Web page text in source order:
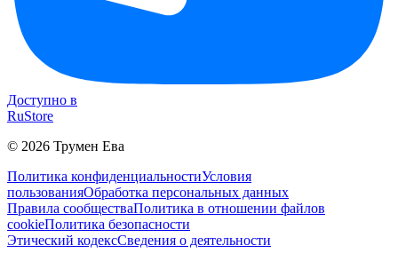
Доступно в
RuStore
© 2026 Трумен Ева
Политика конфиденциальностиУсловия
пользованияОбработка персональных данных
Правила сообществаПолитика в отношении файлов
cookieПолитика безопасности
Этический кодексСведения о деятельности